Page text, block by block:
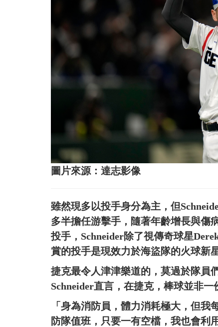
圖片來源：達志影像
雖然現多以投手身分為主，但
多半擔任游擊手，隨著年齡增長與傷
投手，Schneider除了視傳奇球星
賞的投手是現效力於海盜隊的火球新星
捷克最令人津津樂道的，莫過於隊員
Schneider直言，在捷克，棒球並非一
「身為消防員，體力消耗極大，但
防隊值班，只要一有空檔，我也會利